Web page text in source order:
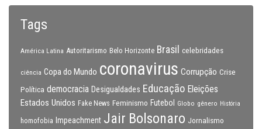
Tags
América Latina Autoritarismo Belo Horizonte Brasil celebridades
ciência Copa do Mundo coronavirus Corrupção Crise
Política democracia Desigualdades Educação Eleições
Estados Unidos Fake News Feminismo Futebol Globo gênero História
homofobia Impeachment Jair Bolsonaro Jornalismo